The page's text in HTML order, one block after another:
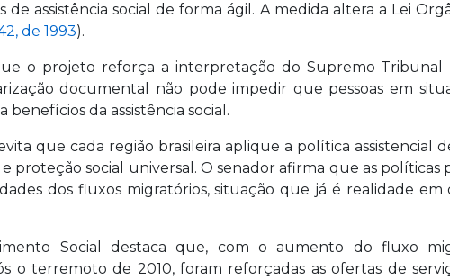
assistência social de forma ágil. A medida altera a Lei
de 1993).
o projeto reforça a interpretação do Supremo Tribunal
documental não pode impedir que pessoas em
da assistência social.
que cada região brasileira aplique a política assistencial
proteção social universal. O senador afirma que as políticas
dos fluxos migratórios, situação que já é realidade em
Social destaca que, com o aumento do fluxo
o terremoto de 2010, foram reforçadas as ofertas de